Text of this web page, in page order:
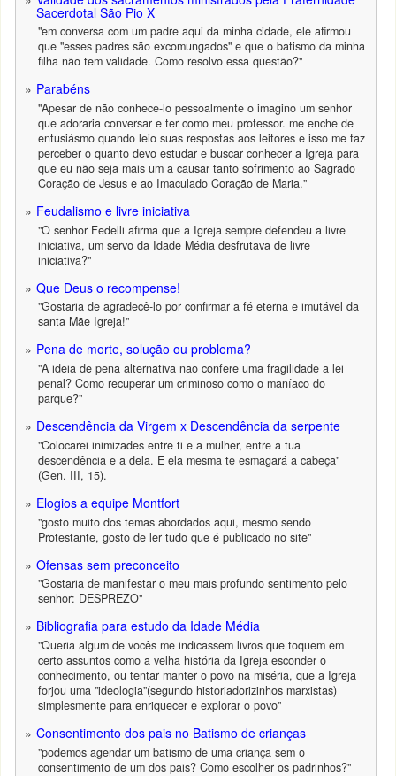
Sacerdotal São Pio X
"em conversa com um padre aqui da minha cidade, ele afirmou
que "esses padres são excomungados" e que o batismo da minha
filha não tem validade. Como resolvo essa questão?"
Parabéns
"Apesar de não conhece-lo pessoalmente o imagino um senhor
que adoraria conversar e ter como meu professor. me enche de
entusiásmo quando leio suas respostas aos leitores e isso me faz
perceber o quanto devo estudar e buscar conhecer a Igreja para
que eu não seja mais um a causar tanto sofrimento ao Sagrado
Coração de Jesus e ao Imaculado Coração de Maria."
Feudalismo e livre iniciativa
"O senhor Fedelli afirma que a Igreja sempre defendeu a livre
iniciativa, um servo da Idade Média desfrutava de livre
iniciativa?"
Que Deus o recompense!
"Gostaria de agradecê-lo por confirmar a fé eterna e imutável da
santa Mãe Igreja!"
Pena de morte, solução ou problema?
"A ideia de pena alternativa nao confere uma fragilidade a lei
penal? Como recuperar um criminoso como o maníaco do
parque?"
Descendência da Virgem x Descendência da serpente
"Colocarei inimizades entre ti e a mulher, entre a tua
descendência e a dela. E ela mesma te esmagará a cabeça"
(Gen. III, 15).
Elogios a equipe Montfort
"gosto muito dos temas abordados aqui, mesmo sendo
Protestante, gosto de ler tudo que é publicado no site"
Ofensas sem preconceito
"Gostaria de manifestar o meu mais profundo sentimento pelo
senhor: DESPREZO"
Bibliografia para estudo da Idade Média
"Queria algum de vocês me indicassem livros que toquem em
certo assuntos como a velha história da Igreja esconder o
conhecimento, ou tentar manter o povo na miséria, que a Igreja
forjou uma "ideologia"(segundo historiadorizinhos marxistas)
simplesmente para enriquecer e explorar o povo"
Consentimento dos pais no Batismo de crianças
"podemos agendar um batismo de uma criança sem o
consentimento de um dos pais? Como escolher os padrinhos?"